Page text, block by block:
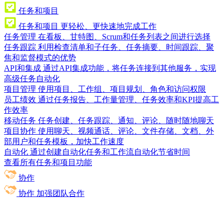
任务和项目
任务和项目 更轻松、更快速地完成工作
任务管理 在看板、甘特图、Scrum和任务列表之间进行选择
任务跟踪 利用检查清单和子任务、任务摘要、时间跟踪、聚
焦和监督模式的优势
API和集成 通过API集成功能，将任务连接到其他服务，实现
高级任务自动化
项目管理 使用项目、工作组、项目规划、角色和访问权限
员工绩效 通过任务报告、工作量管理、任务效率和KPI提高工
作效率
移动任务 任务创建、任务跟踪、通知、评论、随时随地聊天
项目协作 使用聊天、视频通话、评论、文件存储、文档、外
部用户和任务模板，加快工作速度
自动化 通过创建自动化任务和工作流自动化节省时间
查看所有任务和项目功能
协作
协作 加强团队合作